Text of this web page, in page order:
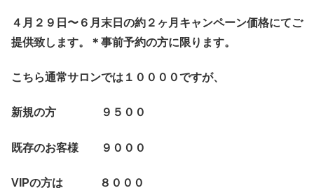
４月２９日〜６月末日の約２ヶ月キャンペーン価格にてご
提供致します。＊事前予約の方に限ります。
こちら通常サロンでは１００００ですが、
新規の方 ９５００
既存のお客様 ９０００
VIPの方は ８０００